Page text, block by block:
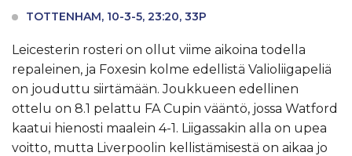
TOTTENHAM, 10-3-5, 23:20, 33P
Leicesterin rosteri on ollut viime aikoina todella
repaleinen, ja Foxesin kolme edellistä Valioliigapeliä
on jouduttu siirtämään. Joukkueen edellinen
ottelu on 8.1 pelattu FA Cupin vääntö, jossa Watford
kaatui hienosti maalein 4-1. Liigassakin alla on upea
voitto, mutta Liverpoolin kellistämisestä on aikaa jo